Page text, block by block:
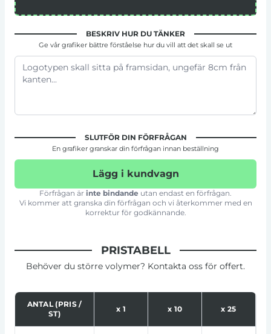
BESKRIV HUR DU TÄNKER
Ge vår grafiker bättre förståelse hur du vill att det skall se ut
SLUTFÖR DIN FÖRFRÅGAN
En grafiker granskar din förfrågan innan beställning
Lägg i kundvagn
Förfrågan är inte bindande utan endast en förfrågan.
Vi kommer att granska din förfrågan och vi återkommer med en
korrektur för godkännande.
PRISTABELL
Behöver du större volymer? Kontakta oss för offert.
ANTAL (PRIS /
ST)
x 1 x 10 x 25